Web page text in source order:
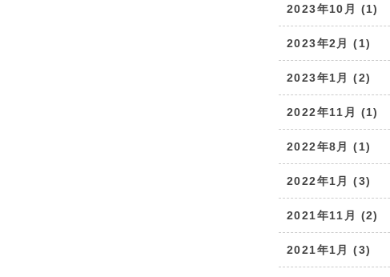
2023年10月 (1)
2023年2月 (1)
2023年1月 (2)
2022年11月 (1)
2022年8月 (1)
2022年1月 (3)
2021年11月 (2)
2021年1月 (3)